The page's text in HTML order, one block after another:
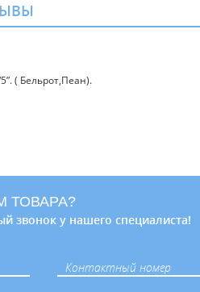
( Бельрот,Пеан).
ТОВАРА?
звонок у нашего специалиста!